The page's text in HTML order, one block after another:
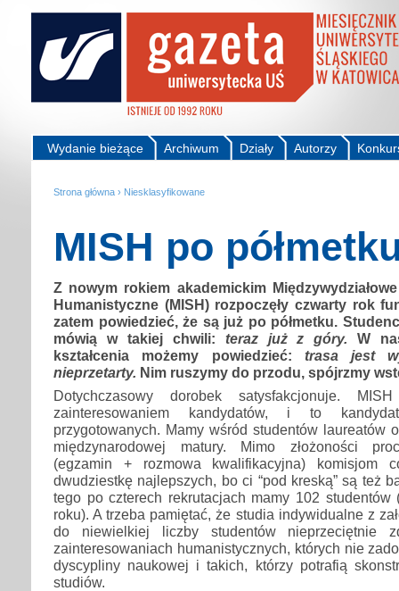
Autorzy
Działy
Archiwum
Wydanie bieżące
Strona główna › Niesklasyfikowane
MISH po
Z nowym rokiem akademickim
Humanistyczne (MISH) rozpoczęły czwarty rok
zatem powiedzieć, że są już po półmetku.
mówią w takiej chwili: teraz już z góry.
W
kształcenia możemy powiedzieć: trasa jest
nieprzetarty. Nim ruszymy do przodu, spójrzmy
Dotychczasowy dorobek satysfakcjonuje.
zainteresowaniem kandydatów, i to
przygotowanych. Mamy wśród studentów laureatów
międzynarodowej matury. Mimo złożoności
(egzamin + rozmowa kwalifikacyjna) komisjom
dwudziestkę najlepszych, bo ci “pod kreską” są też
tego po czterech rekrutacjach mamy 102 studentów
roku). A trzeba pamiętać, że studia indywidualne z
do niewielkiej liczby studentów nieprzeciętnie
zainteresowaniach humanistycznych, których nie
dyscypliny naukowej i takich, którzy potrafią
studiów.